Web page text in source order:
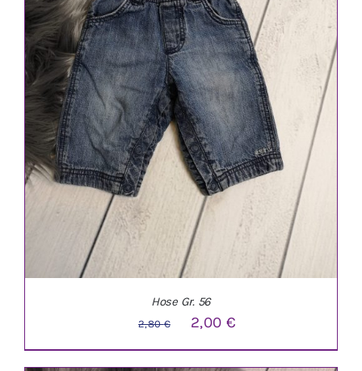
Hose Gr. 56
2,80€
Ursprünglicher
Preis
2,00 €Aktueller
Preis